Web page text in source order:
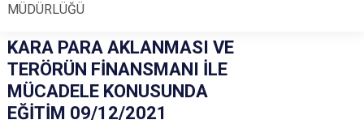
KARA PARA AKLANMASI VE
TERÖRÜN FİNANSMANI İLE
MÜCADELE KONUSUNDA
EĞİTİM 09/12/2021